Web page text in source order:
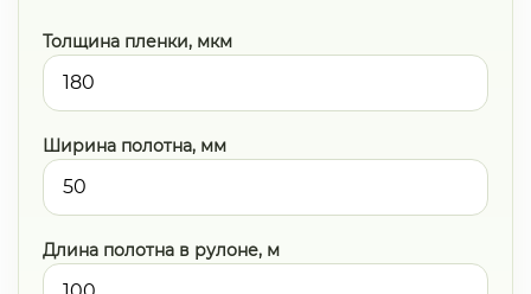
Толщина пленки, мкм
Ширина полотна, мм
Длина полотна в рулоне, м